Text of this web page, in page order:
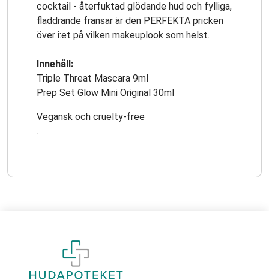
cocktail - återfuktad glödande hud och fylliga,
fladdrande fransar är den PERFEKTA pricken
över i:et på vilken makeuplook som helst.
Innehåll:
Triple Threat Mascara 9ml
Prep Set Glow Mini Original 30ml
Vegansk och cruelty-free
.